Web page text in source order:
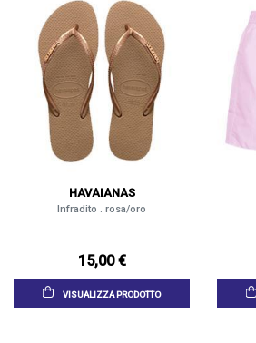
HAVAIANAS
Infradito . rosa/oro
15,00 €
VISUALIZZA PRODOTTO